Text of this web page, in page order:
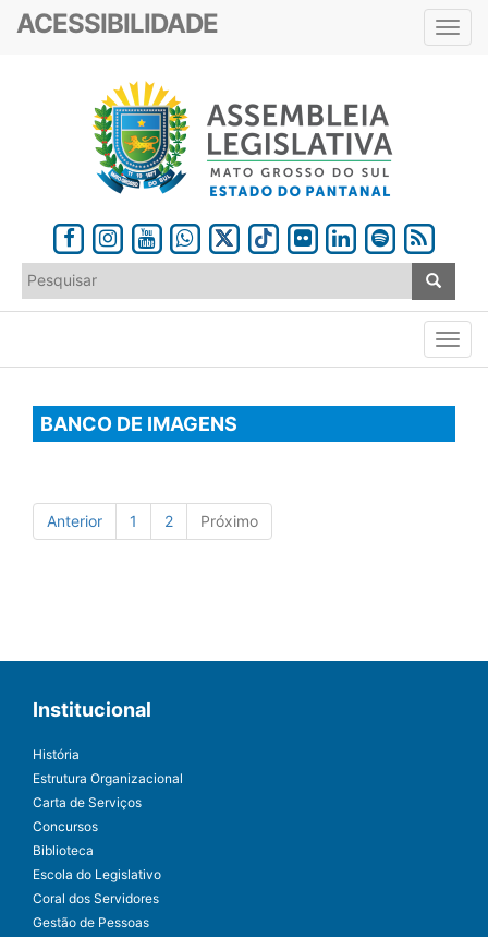
ACESSIBILIDADE
BANCO DE IMAGENS
Anterior 1 2 Próximo
Institucional
História
Estrutura Organizacional
Carta de Serviços
Concursos
Biblioteca
Escola do Legislativo
Coral dos Servidores
Gestão de Pessoas